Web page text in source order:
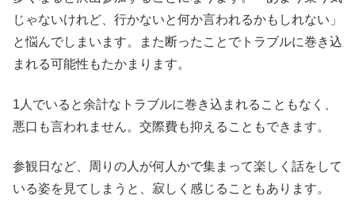
じゃないけれど、行かないと何か言われるかもしれない」
と悩んでしまいます。また断ったことでトラブルに巻き込
まれる可能性もたかまります。
1人でいると余計なトラブルに巻き込まれることもなく、
悪口も言われません。交際費も抑えることもできます。
参観日など、周りの人が何人かで集まって楽しく話をして
いる姿を見てしまうと、寂しく感じることもあります。